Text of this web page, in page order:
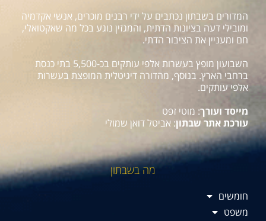
המדורים בשבתון נכתבים על ידי רבנים מוכרים, אנשי אקדמיה
ומובילי דעה בציונות הדתית, והמגזין נוגע בכל מה שאקטואלי,
חם ומעניין את הציבור הדתי.
השבועון מופץ בעשרות אלפי עותקים בכ-5,500 בתי כנסת
ברחבי הארץ. בנוסף, מהדורה דיגיטלית המופצת בעשרות
אלפי עותקים.
מייסד ועורך: מוטי זפט
עורכת אתר שבתון: אביטל דואן שמולי
מה בשבתון
חומשים
משפט